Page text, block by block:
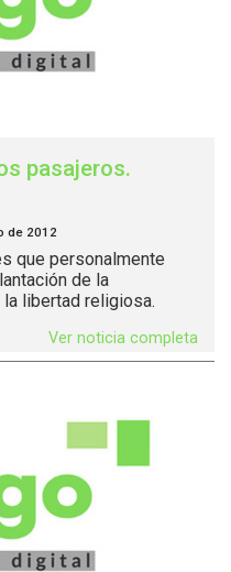
pasajeros.
de 2012
que personalmente
de la
libertad religiosa.
Ver noticia completa